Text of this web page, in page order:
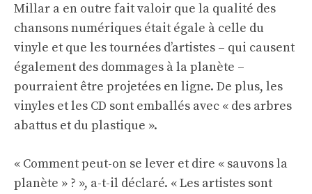
Millar a en outre fait valoir que la qualité des
chansons numériques était égale à celle du
vinyle et que les tournées d’artistes – qui causent
également des dommages à la planète –
pourraient être projetées en ligne. De plus, les
vinyles et les CD sont emballés avec « des arbres
abattus et du plastique ».
« Comment peut-on se lever et dire « sauvons la
planète » ? », a-t-il déclaré. « Les artistes sont